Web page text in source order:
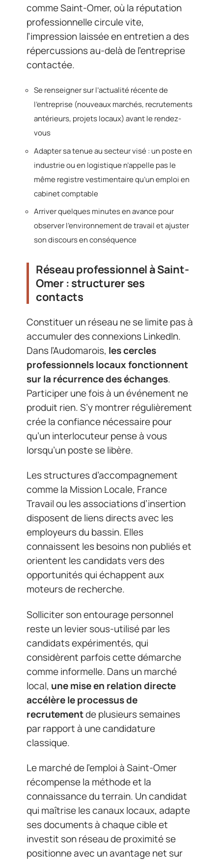
comme Saint-Omer, où la réputation
professionnelle circule vite,
l’impression laissée en entretien a des
répercussions au-delà de l’entreprise
contactée.
Se renseigner sur l’actualité récente de
l’entreprise (nouveaux marchés, recrutements
antérieurs, projets locaux) avant le rendez-
vous
Adapter sa tenue au secteur visé : un poste en
industrie ou en logistique n’appelle pas le
même registre vestimentaire qu’un emploi en
cabinet comptable
Arriver quelques minutes en avance pour
observer l’environnement de travail et ajuster
son discours en conséquence
Réseau professionnel à Saint-
Omer : structurer ses
contacts
Constituer un réseau ne se limite pas à
accumuler des connexions LinkedIn.
Dans l’Audomarois, les cercles
professionnels locaux fonctionnent
sur la récurrence des échanges.
Participer une fois à un événement ne
produit rien. S’y montrer régulièrement
crée la confiance nécessaire pour
qu’un interlocuteur pense à vous
lorsqu’un poste se libère.
Les structures d’accompagnement
comme la Mission Locale, France
Travail ou les associations d’insertion
disposent de liens directs avec les
employeurs du bassin. Elles
connaissent les besoins non publiés et
orientent les candidats vers des
opportunités qui échappent aux
moteurs de recherche.
Solliciter son entourage personnel
reste un levier sous-utilisé par les
candidats expérimentés, qui
considèrent parfois cette démarche
comme informelle. Dans un marché
local, une mise en relation directe
accélère le processus de
recrutementde plusieurs semaines
par rapport à une candidature
classique.
Le marché de l’emploi à Saint-Omer
récompense la méthode et la
connaissance du terrain. Un candidat
qui maîtrise les canaux locaux, adapte
ses documents à chaque cible et
investit son réseau de proximité se
positionne avec un avantage net sur